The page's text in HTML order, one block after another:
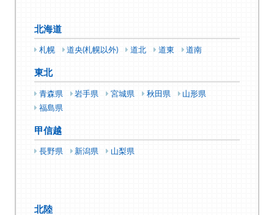
北海道
札幌 道央(札幌以外) 道北 道東 道南
東北
青森県 岩手県 宮城県 秋田県
山形県
福島県
甲信越
長野県 新潟県 山梨県
北陸